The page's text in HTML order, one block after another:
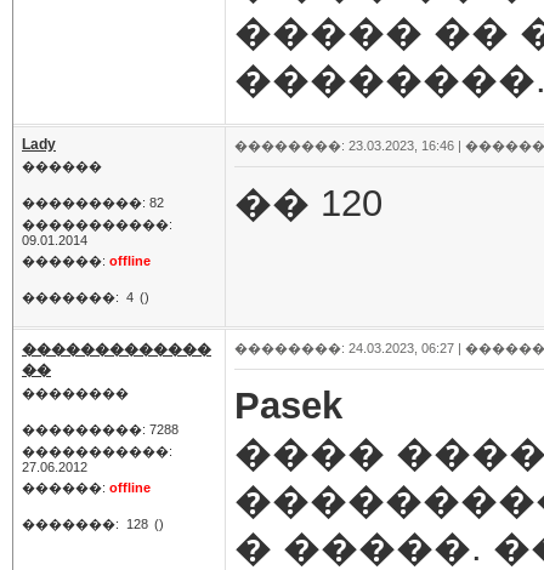
����� ��
Lady
������
���������: 82
�����������:
09.01.2014
������: offline
�������: 4 ()
��������: 23.03.2023, 16:46 |
�� 120
�������������
��
��������
���������: 7288
�����������:
27.06.2012
������: offline
�������: 128 ()
��������: 24.03.2023, 06:27 |
Pasek
����
� �����.